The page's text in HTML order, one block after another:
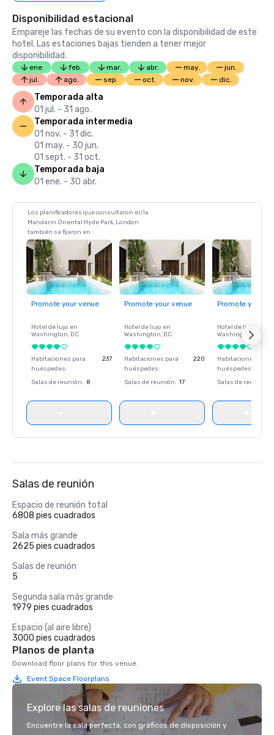
Disponibilidad estacional
Empareje las fechas de su evento con la disponibilidad de este
hotel. Las estaciones bajas tienden a tener mejor
disponibilidad.
ene. feb. mar. abr. may.
jun.
jul.
ago. sep. oct. nov. dic.
Temporada alta
01 jul. - 31 ago.
Temporada intermedia
01 nov. - 31 dic.
01 may. - 30 jun.
01 sept. - 31 oct.
Temporada baja
01 ene. - 30 abr.
Los planificadores que consultaron el/la
Mandarin Oriental Hyde Park, London
también se fijaron en
Promote your venue
Hotel de lujo en
Washington, DC
Habitaciones para
huéspedes:
237
Salas de reunión: 8
Promote your venue
Hotel de lujo en
Washington, DC
Habitaciones para
huéspedes:
220
Salas de reunión: 17
Promote your
Hotel de lujo en
Washington
Habitaciones para
huéspedes
Salas de reunión
Salas de reunión
Espacio de reunión total
6808 pies cuadrados
Sala más grande
2625 pies cuadrados
Salas de reunión
5
Segunda sala más grande
1979 pies cuadrados
Espacio (al aire libre)
3000 pies cuadrados
Planos de planta
Download floor plans for this venue.
Event Space Floorplans
Explore las salas de reuniones
Encuentre la sala perfecta, con gráficos de disposición y